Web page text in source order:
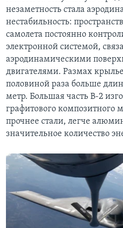
незаметность стала
нестабильность:
самолета постоянно
электронной системой,
аэродинамическими
двигателями. Размах
половиной раза больше
метр. Большая часть B-2
графитового композитного
прочнее стали, легче
значительное количество